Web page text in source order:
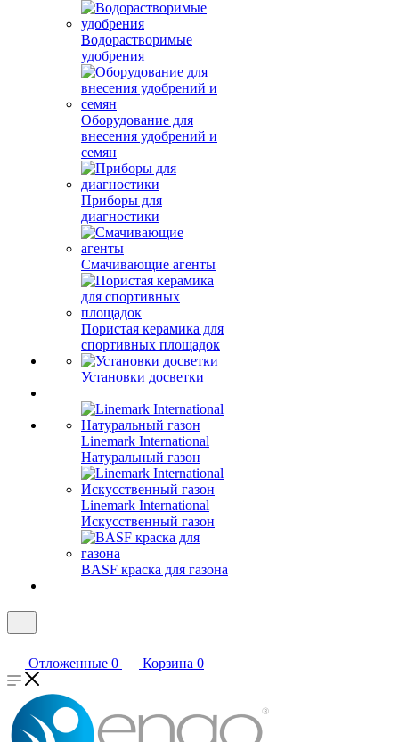
Водорастворимые
удобрения
Оборудование для
внесения удобрений и
семян
Приборы для
диагностики
Смачивающие агенты
Пористая керамика для
спортивных площадок
Установки досветки
Linemark International
Натуральный газон
Linemark International
Искусственный газон
BASF краска для газона
Отложенные 0 Корзина 0